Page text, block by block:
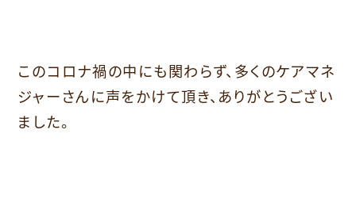
このコロナ禍の中にも関わらず、多くのケアマネ
ジャーさんに声をかけて頂き、ありがとうござい
ました。